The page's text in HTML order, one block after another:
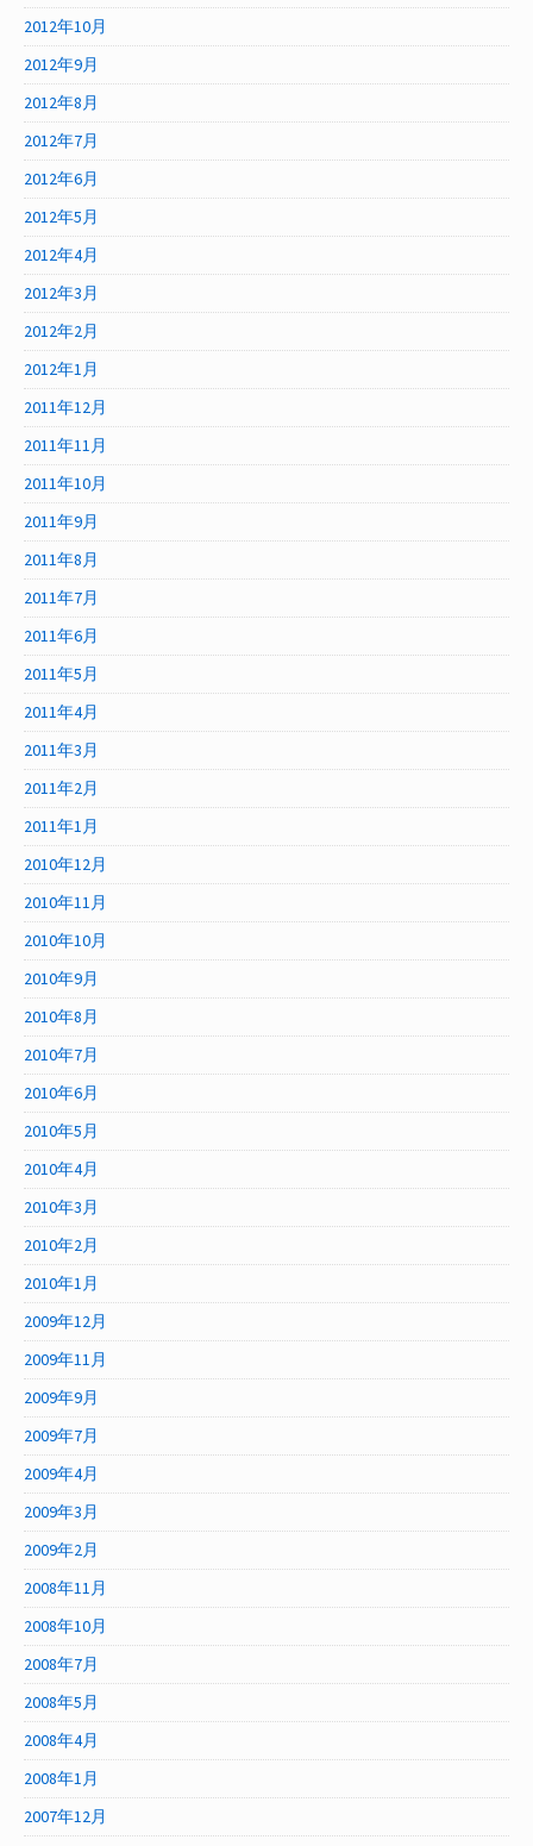
2012年10月
2012年9月
2012年8月
2012年7月
2012年6月
2012年5月
2012年4月
2012年3月
2012年2月
2012年1月
2011年12月
2011年11月
2011年10月
2011年9月
2011年8月
2011年7月
2011年6月
2011年5月
2011年4月
2011年3月
2011年2月
2011年1月
2010年12月
2010年11月
2010年10月
2010年9月
2010年8月
2010年7月
2010年6月
2010年5月
2010年4月
2010年3月
2010年2月
2010年1月
2009年12月
2009年11月
2009年9月
2009年7月
2009年4月
2009年3月
2009年2月
2008年11月
2008年10月
2008年7月
2008年5月
2008年4月
2008年1月
2007年12月